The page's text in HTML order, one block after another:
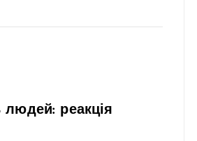
реакція